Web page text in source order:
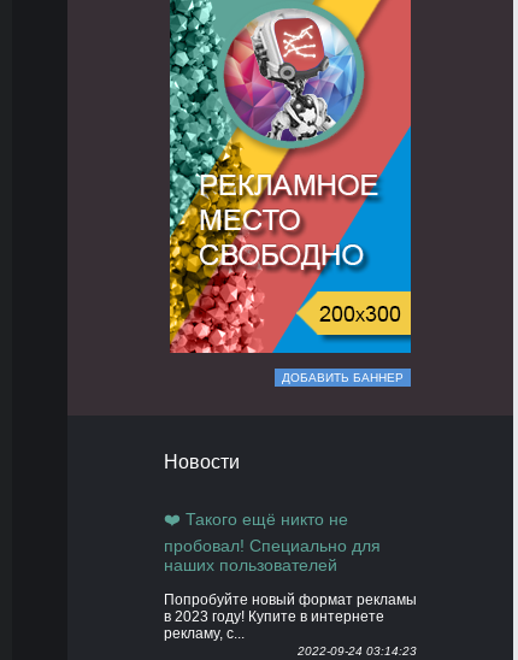
ДОБАВИТЬ БАННЕР
Новости
❤️ Такого ещё никто не
пробовал! Специально для
наших пользователей
Попробуйте новый формат рекламы
в 2023 году! Купите в интернете
рекламу, с...
2022-09-24 03:14:23